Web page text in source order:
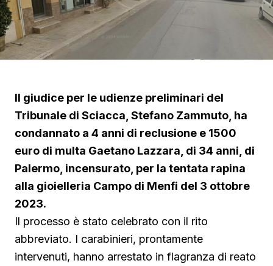
Il giudice per le udienze preliminari del
Tribunale di Sciacca, Stefano Zammuto, ha
condannato a 4 anni di reclusione e 1500
euro di multa Gaetano Lazzara, di 34 anni, di
Palermo, incensurato, per la tentata rapina
alla gioielleria Campo di Menfi del 3 ottobre
2023.
Il processo è stato celebrato con il rito
abbreviato. I carabinieri, prontamente
intervenuti, hanno arrestato in flagranza di reato